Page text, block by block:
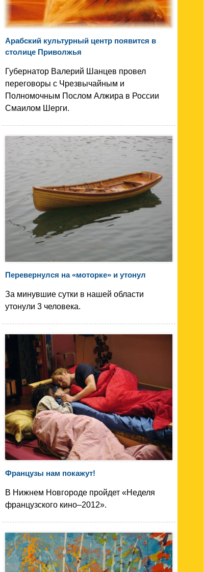
Арабский культурный центр появится в
столице Приволжья
Губернатор Валерий Шанцев провел
переговоры с Чрезвычайным и
Полномочным Послом Алжира в России
Смаилом Шерги.
Перевернулся на «моторке» и утонул
За минувшие сутки в нашей области
утонули 3 человека.
Французы нам покажут!
В Нижнем Новгороде пройдет «Неделя
французского кино–2012».